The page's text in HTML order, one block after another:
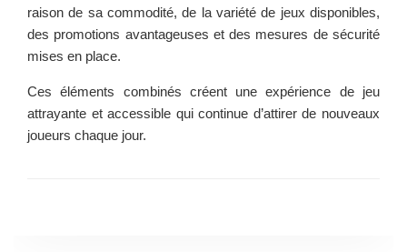
raison de sa commodité, de la variété de jeux disponibles,
des promotions avantageuses et des mesures de sécurité
mises en place.
Ces éléments combinés créent une expérience de jeu
attrayante et accessible qui continue d’attirer de nouveaux
joueurs chaque jour.